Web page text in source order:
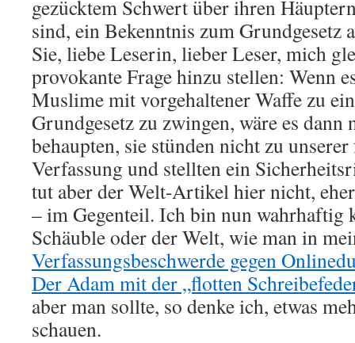
gezücktem Schwert über ihren
sind, ein Bekenntnis zum Grundgesetz
Sie, liebe Leserin, lieber Leser, mich
provokante Frage hinzu stellen: Wenn
Muslime mit vorgehaltener Waffe zu
Grundgesetz zu zwingen, wäre es
behaupten, sie stünden nicht zu
Verfassung und stellten ein
tut aber der Welt-Artikel hier nicht,
– im Gegenteil. Ich bin nun wahrhaftig
Schäuble oder der Welt, wie man in
Verfassungsbeschwerde gegen
Der Adam mit der „flotten
aber man sollte, so denke ich, etwas
schauen.